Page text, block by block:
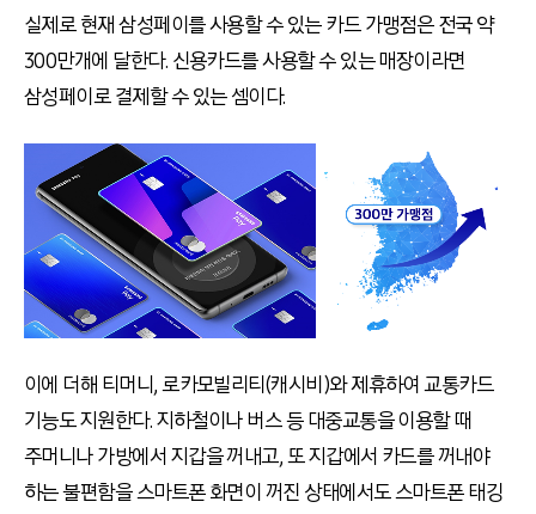
실제로 현재 삼성페이를 사용할 수 있는 카드 가맹점은 전국 약
300만개에 달한다. 신용카드를 사용할 수 있는 매장이라면
삼성페이로 결제할 수 있는 셈이다.
이에 더해 티머니,로카모빌리티(캐시비 )와 제휴하여 교통카드
기능도 지원한다.지하철이나 버스 등 대중교통을 이용할 때
주머니나 가방에서 지갑을 꺼내고,또 지갑에서 카드를 꺼내야
하는 불편함을 스마트폰 화면이 꺼진 상태에서도 스마트폰 태깅